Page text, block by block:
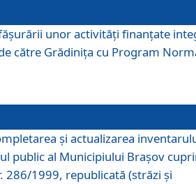
unor activităţi finanţate
către Grădiniţa cu Program
şi actualizarea
public al Municipiului Braşov
286/1999, republicată (străzi şi